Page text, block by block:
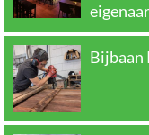
Bijbaan